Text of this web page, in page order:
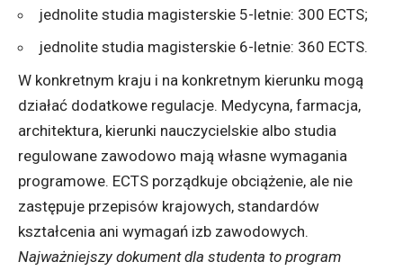
jednolite studia magisterskie 5-letnie: 300 ECTS;
jednolite studia magisterskie 6-letnie: 360 ECTS.
W konkretnym kraju i na konkretnym kierunku mogą
działać dodatkowe regulacje. Medycyna, farmacja,
architektura, kierunki nauczycielskie albo studia
regulowane zawodowo mają własne wymagania
programowe. ECTS porządkuje obciążenie, ale nie
zastępuje przepisów krajowych, standardów
kształcenia ani wymagań izb zawodowych.
Najważniejszy dokument dla studenta to program